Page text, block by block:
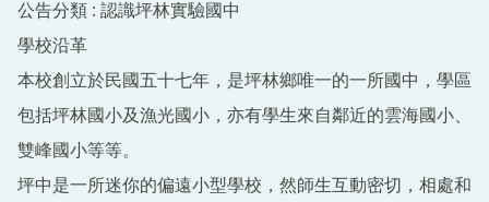
公告分類 : 認識坪林實驗國中
學校沿革
本校創立於民國五十七年，是坪林鄉唯一的一所國中，學區
包括坪林國小及漁光國小，亦有學生來自鄰近的雲海國小、
雙峰國小等等。
坪中是一所迷你的偏遠小型學校，然師生互動密切，相處和